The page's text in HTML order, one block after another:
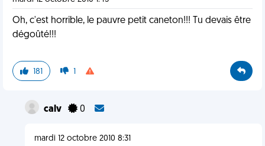
Oh, c'est horrible, le pauvre petit caneton!!! Tu devais être
dégoûté!!!
181 1
calv 0
mardi 12 octobre 2010 8:31